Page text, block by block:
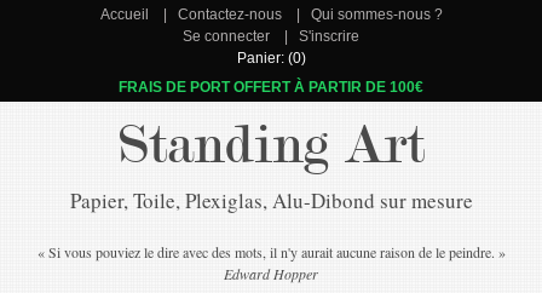
Accueil Contactez-nous
Qui sommes-nous ?
Se connecter
S'inscrire
Panier: (0)
FRAIS DE PORT OFFERT À PARTIR DE 100€
Standing Art
Papier, Toile, Plexiglas, Alu-Dibond sur mesure
« Si vous pouviez le dire avec des mots, il n'y aurait aucune raison de le peindre. »
Edward Hopper